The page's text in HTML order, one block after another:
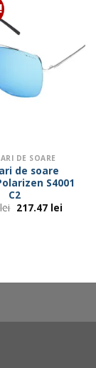
DE SOARE
de soare
S4001
C2
lei Prețul
inițial
217.47 leiPrețul
curent